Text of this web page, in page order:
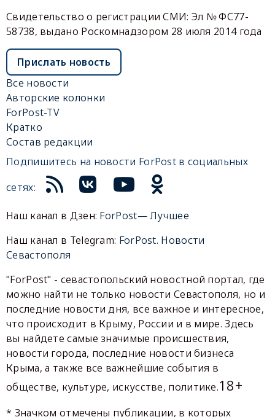
Свидетельство о регистрации СМИ: Эл № ФС77-
58738, выдано Роскомнадзором 28 июля 2014 года
Прислать новость
Все новости
Авторские колонки
ForPost-TV
Кратко
Состав редакции
Подпишитесь на новости ForPost в социальных
сетях:
Наш канал в Дзен: ForPost— Лучшее
Наш канал в Telegram: ForPost. Новости
Севастополя
"ForPost" - севастопольский новостной портал, где
можно найти не только новости Севастополя, но и
последние новости дня, все важное и интересное,
что происходит в Крыму, России и в мире. Здесь
вы найдете самые значимые происшествия,
новости города, последние новости бизнеса
Крыма, а также все важнейшие события в
обществе, культуре, искусстве, политике.18+
* Значком отмечены публикации, в которых